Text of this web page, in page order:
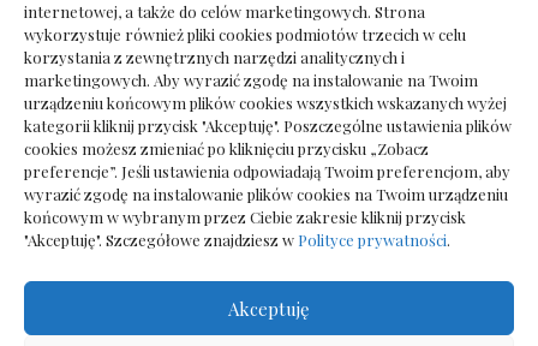
internetowej, a także do celów marketingowych. Strona
wykorzystuje również pliki cookies podmiotów trzecich w celu
korzystania z zewnętrznych narzędzi analitycznych i
marketingowych. Aby wyrazić zgodę na instalowanie na Twoim
urządzeniu końcowym plików cookies wszystkich wskazanych wyżej
kategorii kliknij przycisk "Akceptuję". Poszczególne ustawienia plików
cookies możesz zmieniać po kliknięciu przycisku „Zobacz
preferencje”. Jeśli ustawienia odpowiadają Twoim preferencjom, aby
wyrazić zgodę na instalowanie plików cookies na Twoim urządzeniu
końcowym w wybranym przez Ciebie zakresie kliknij przycisk
"Akceptuję". Szczegółowe znajdziesz w Polityce prywatności.
Akceptuję